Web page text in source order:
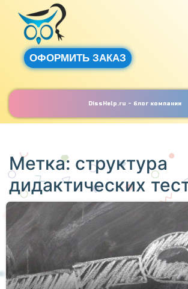
ОФОРМИТЬ ЗАКАЗ
DissHelp.ru - блог компании
Метка: структура
дидактических